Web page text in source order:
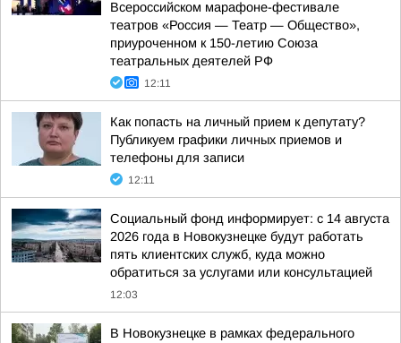
Всероссийском марафоне-фестивале
театров «Россия — Театр — Общество»,
приуроченном к 150-летию Союза
театральных деятелей РФ
12:11
Как попасть на личный прием к депутату?
Публикуем графики личных приемов и
телефоны для записи
12:11
Социальный фонд информирует: с 14 августа
2026 года в Новокузнецке будут работать
пять клиентских служб, куда можно
обратиться за услугами или консультацией
12:03
В Новокузнецке в рамках федерального